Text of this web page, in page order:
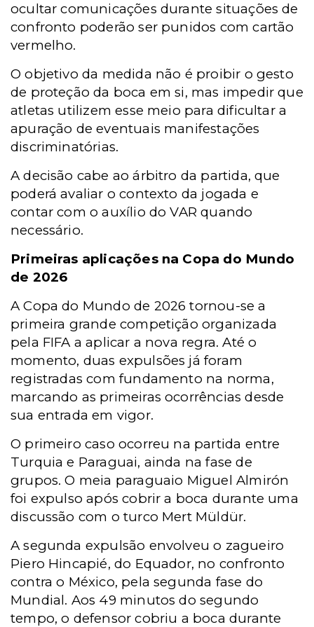
ocultar comunicações durante situações de
confronto poderão ser punidos com cartão
vermelho.
O objetivo da medida não é proibir o gesto
de proteção da boca em si, mas impedir que
atletas utilizem esse meio para dificultar a
apuração de eventuais manifestações
discriminatórias.
A decisão cabe ao árbitro da partida, que
poderá avaliar o contexto da jogada e
contar com o auxílio do VAR quando
necessário.
Primeiras aplicações na Copa do Mundo
de 2026
A Copa do Mundo de 2026 tornou-se a
primeira grande competição organizada
pela FIFA a aplicar a nova regra. Até o
momento, duas expulsões já foram
registradas com fundamento na norma,
marcando as primeiras ocorrências desde
sua entrada em vigor.
O primeiro caso ocorreu na partida entre
Turquia e Paraguai, ainda na fase de
grupos. O meia paraguaio Miguel Almirón
foi expulso após cobrir a boca durante uma
discussão com o turco Mert Müldür.
A segunda expulsão envolveu o zagueiro
Piero Hincapié, do Equador, no confronto
contra o México, pela segunda fase do
Mundial. Aos 49 minutos do segundo
tempo, o defensor cobriu a boca durante